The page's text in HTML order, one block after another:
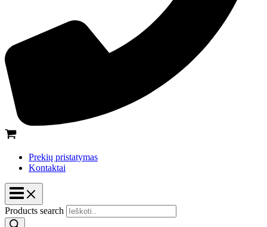
Prekių pristatymas
Kontaktai
Products search